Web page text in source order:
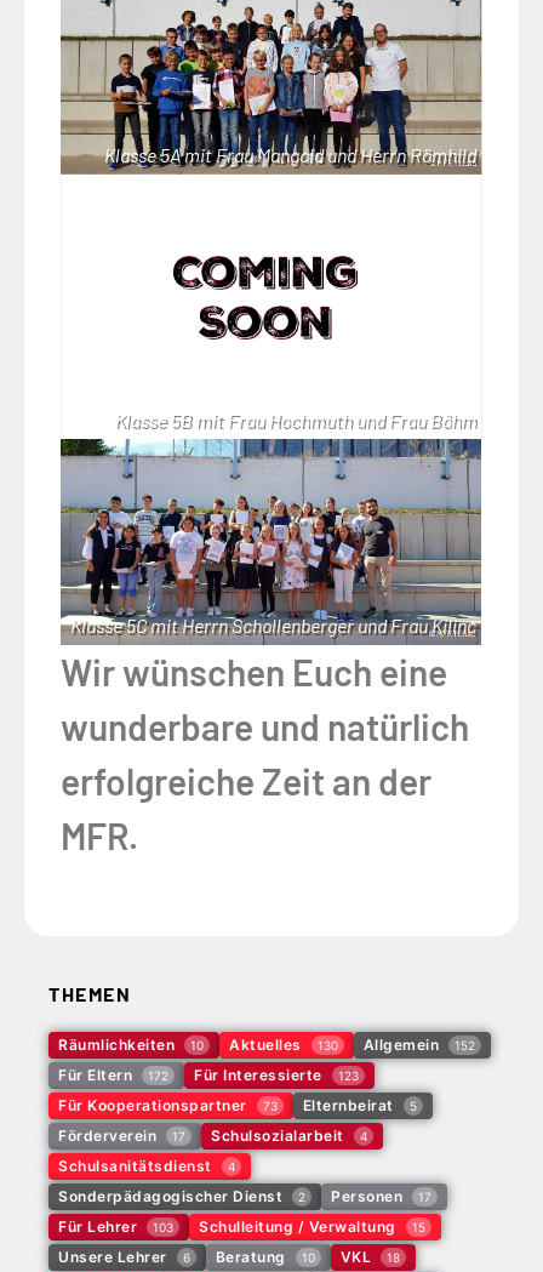
Klasse 5A mit Frau Mangold und Herrn Römhild
Klasse 5B mit Frau Hochmuth und Frau Böhm
Klasse 5C mit Herrn Schollenberger und Frau Kilinc
Wir wünschen Euch eine
wunderbare und natürlich
erfolgreiche Zeit an der
MFR.
THEMEN
Räumlichkeiten 10 Aktuelles 130 Allgemein 152
Für Eltern 172 Für Interessierte 123
Für Kooperationspartner 73 Elternbeirat 5
Förderverein 17 Schulsozialarbeit 4
Schulsanitätsdienst 4
Sonderpädagogischer Dienst 2 Personen 17
Für Lehrer 103 Schulleitung / Verwaltung 15
Unsere Lehrer 6 Beratung 10 VKL 18